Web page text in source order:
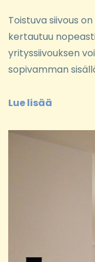
Toistuva siivous
kertautuu
yrityssiivouksen
sopivamman
Lue lisää